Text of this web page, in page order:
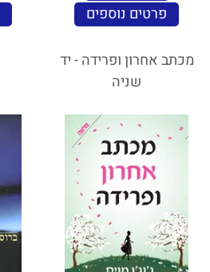
פרטים נוספים
מכתב אחרון ופרידה - יד
שניה